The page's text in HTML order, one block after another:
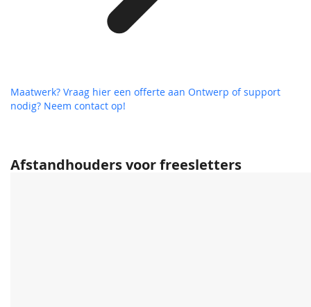
Afstandhouders voor freesletters
Maatwerk? Vraag hier een offerte aan Ontwerp of support
nodig? Neem contact op!